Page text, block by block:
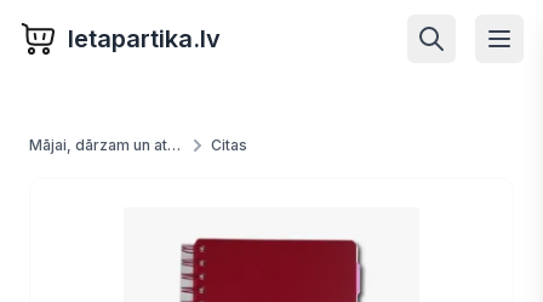
letapartika.lv
Mājai, dārzam un atpūtai Citas